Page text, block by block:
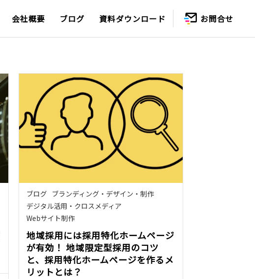
会社概要 ブログ 資料ダウンロード お問合せ
ブログ ブランディング・デザイン・制作
デジタル活用・クロスメディア
Webサイト制作
地域採用には採用特化ホームページ
が有効！ 地域限定型採用のコツ
と、採用特化ホームページを作るメ
リットとは？